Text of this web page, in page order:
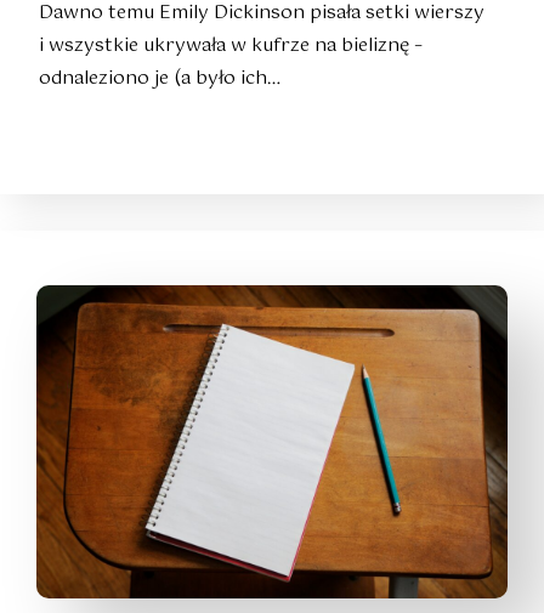
Dawno temu Emily Dickinson pisała setki wierszy
i wszystkie ukrywała w kufrze na bieliznę –
odnaleziono je (a było ich…